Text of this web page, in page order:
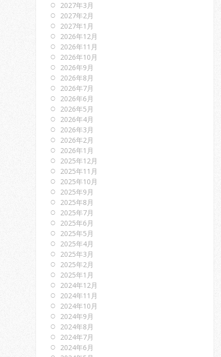
2027年3月
2027年2月
2027年1月
2026年12月
2026年11月
2026年10月
2026年9月
2026年8月
2026年7月
2026年6月
2026年5月
2026年4月
2026年3月
2026年2月
2026年1月
2025年12月
2025年11月
2025年10月
2025年9月
2025年8月
2025年7月
2025年6月
2025年5月
2025年4月
2025年3月
2025年2月
2025年1月
2024年12月
2024年11月
2024年10月
2024年9月
2024年8月
2024年7月
2024年6月